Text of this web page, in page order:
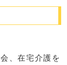
、在宅介護を